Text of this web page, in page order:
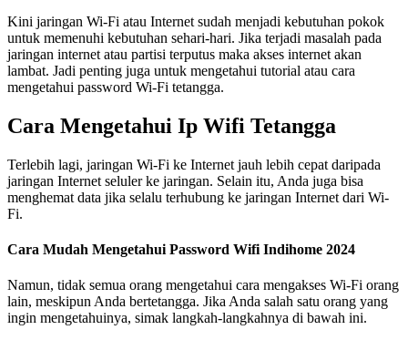
Kini jaringan Wi-Fi atau Internet sudah menjadi kebutuhan pokok
untuk memenuhi kebutuhan sehari-hari. Jika terjadi masalah pada
jaringan internet atau partisi terputus maka akses internet akan
lambat. Jadi penting juga untuk mengetahui tutorial atau cara
mengetahui password Wi-Fi tetangga.
Cara Mengetahui Ip Wifi Tetangga
Terlebih lagi, jaringan Wi-Fi ke Internet jauh lebih cepat daripada
jaringan Internet seluler ke jaringan. Selain itu, Anda juga bisa
menghemat data jika selalu terhubung ke jaringan Internet dari Wi-
Fi.
Cara Mudah Mengetahui Password Wifi Indihome 2024
Namun, tidak semua orang mengetahui cara mengakses Wi-Fi orang
lain, meskipun Anda bertetangga. Jika Anda salah satu orang yang
ingin mengetahuinya, simak langkah-langkahnya di bawah ini.